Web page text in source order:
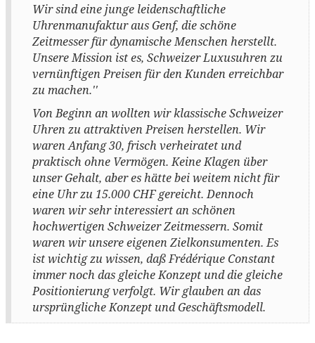
Wir sind eine junge leidenschaftliche
Uhrenmanufaktur aus Genf, die schöne
Zeitmesser für dynamische Menschen herstellt.
Unsere Mission ist es, Schweizer Luxusuhren zu
vernünftigen Preisen für den Kunden erreichbar
zu machen.''
Von Beginn an wollten wir klassische Schweizer
Uhren zu attraktiven Preisen herstellen. Wir
waren Anfang 30, frisch verheiratet und
praktisch ohne Vermögen. Keine Klagen über
unser Gehalt, aber es hätte bei weitem nicht für
eine Uhr zu 15.000 CHF gereicht. Dennoch
waren wir sehr interessiert an schönen
hochwertigen Schweizer Zeitmessern. Somit
waren wir unsere eigenen Zielkonsumenten. Es
ist wichtig zu wissen, daß Frédérique Constant
immer noch das gleiche Konzept und die gleiche
Positionierung verfolgt. Wir glauben an das
ursprüngliche Konzept und Geschäftsmodell.